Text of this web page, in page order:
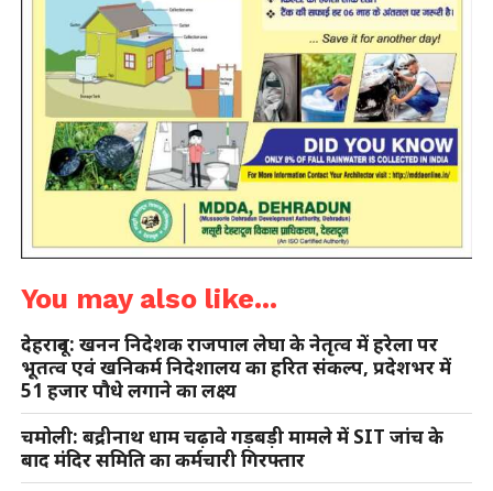
You may also like...
देहरादून: खनन निदेशक राजपाल लेघा के नेतृत्व में हरेला पर
भूतत्व एवं खनिकर्म निदेशालय का हरित संकल्प, प्रदेशभर में
51 हजार पौधे लगाने का लक्ष्य
चमोली: बद्रीनाथ धाम चढ़ावे गड़बड़ी मामले में SIT जांच के
बाद मंदिर समिति का कर्मचारी गिरफ्तार